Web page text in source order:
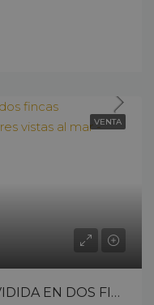
VENTA
IMPRESIONANTE VILLA DIVIDIDA EN DOS FINCAS INDEPENDIENTES CON ESPECTACULARES VISTAS AL MAR – 14405cs226